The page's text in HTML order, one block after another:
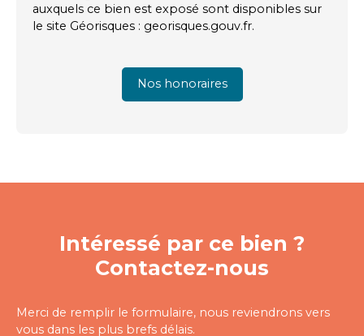
auxquels ce bien est exposé sont disponibles sur
le site Géorisques : georisques.gouv.fr.
Nos honoraires
Intéressé par ce bien ?
Contactez-nous
Merci de remplir le formulaire, nous reviendrons vers
vous dans les plus brefs délais.